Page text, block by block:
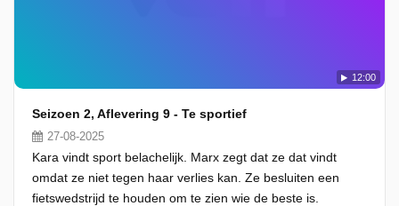
12:00
Seizoen 2, Aflevering 9 - Te sportief
27-08-2025
Kara vindt sport belachelijk. Marx zegt dat ze dat vindt
omdat ze niet tegen haar verlies kan. Ze besluiten een
fietswedstrijd te houden om te zien wie de beste is.